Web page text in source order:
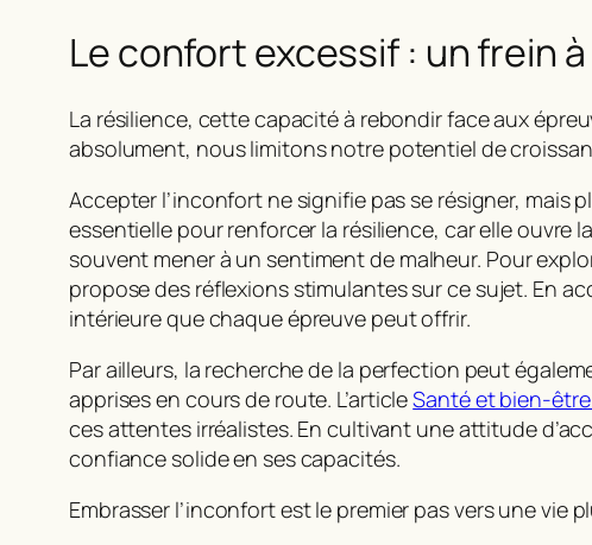
Le confort excessif : un frein
La résilience, cette capacité à rebondir face aux
absolument, nous limitons notre potentiel de
Accepter l’inconfort ne signifie pas se résigner,
essentielle pour renforcer la résilience, car elle
souvent mener à un sentiment de malheur. Pour
propose des réflexions stimulantes sur ce sujet. En
intérieure que chaque épreuve peut offrir.
Par ailleurs, la recherche de la perfection peut
apprises en cours de route. L’articleSanté et bien-
ces attentes irréalistes. En cultivant une attitude
confiance solide en ses capacités.
Embrasser l’inconfort est le premier pas vers une vie